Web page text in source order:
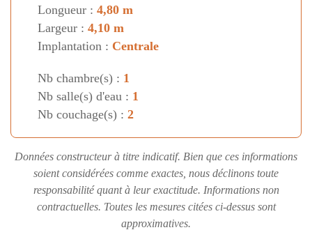
Longueur : 4,80 m
Largeur : 4,10 m
Implantation : Centrale
Nb chambre(s) : 1
Nb salle(s) d'eau : 1
Nb couchage(s) : 2
Données constructeur à titre indicatif. Bien que ces informations
soient considérées comme exactes, nous déclinons toute
responsabilité quant à leur exactitude. Informations non
contractuelles. Toutes les mesures citées ci-dessus sont
approximatives.